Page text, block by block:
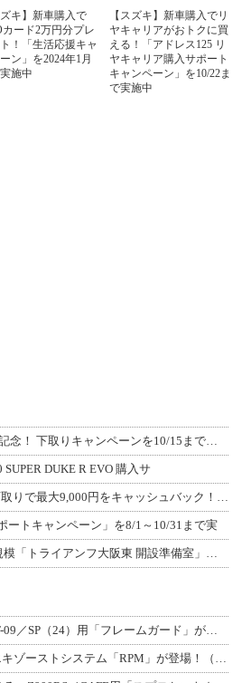
ズキ】新車購入で
カード2万円分プレ
！「生活応援キャ
ン」を2024年1月
施中
【スズキ】新車購入でリ
ヤキャリアがおトクに買
える！「アドレス125 リ
ヤキャリア購入サポート
キャンペーン」を10/22ま
で実施中
DUKE R EVO 購入サ
ートキャンペーン」を8/1～10/31まで実